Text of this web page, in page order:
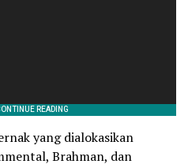
yang dialokasikan
Brahman, dan